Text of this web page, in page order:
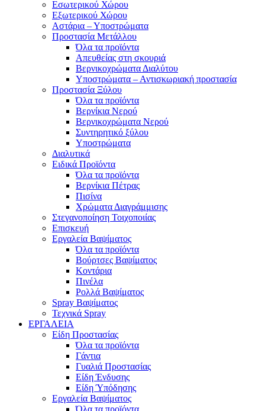
Εσωτερικού Χώρου
Εξωτερικού Χώρου
Αστάρια – Υποστρώματα
Προστασία Μετάλλου
Όλα τα προϊόντα
Απευθείας στη σκουριά
Βερνικοχρώματα Διαλύτου
Υποστρώματα – Αντισκωριακή προστασία
Προστασία Ξύλου
Όλα τα προϊόντα
Βερνίκια Νερού
Βερνικοχρώματα Νερού
Συντηρητικό ξύλου
Υποστρώματα
Διαλυτικά
Ειδικά Προϊόντα
Όλα τα προϊόντα
Βερνίκια Πέτρας
Πισίνα
Χρώματα Διαγράμμισης
Στεγανοποίηση Τοιχοποιίας
Επισκευή
Εργαλεία Βαψίματος
Όλα τα προϊόντα
Βούρτσες Βαψίματος
Κοντάρια
Πινέλα
Ρολλά Βαψίματος
Spray Βαψίματος
Τεχνικά Spray
ΕΡΓΑΛΕΙΑ
Είδη Προστασίας
Όλα τα προϊόντα
Γάντια
Γυαλιά Προστασίας
Είδη Ένδυσης
Είδη Ύπόδησης
Εργαλεία Βαψίματος
Όλα τα προϊόντα